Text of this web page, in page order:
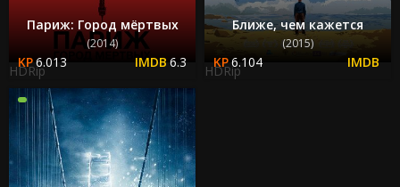
Париж: Город мёртвых
(2014)
6.013 6.3
HDRip
Ближе, чем кажется
(2015)
6.104
HDRip